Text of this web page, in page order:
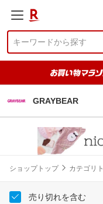
GRAYBEAR
ショップトップ カテゴリ
売り切れを含む